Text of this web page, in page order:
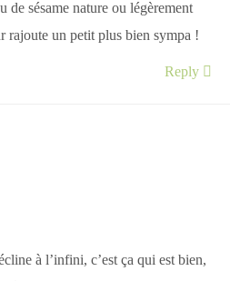
de sésame nature ou légèrement
rajoute un petit plus bien sympa !
Reply
à l’infini, c’est ça qui est bien,